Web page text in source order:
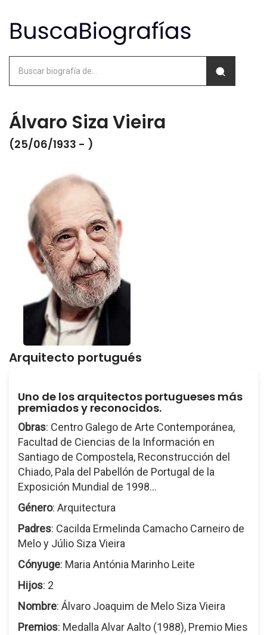
Álvaro Siza Vieira
(25/06/1933 - )
Arquitecto portugués
Uno de los arquitectos portugueses más
premiados y reconocidos.
Obras: Centro Galego de Arte Contemporánea,
Facultad de Ciencias de la Información en
Santiago de Compostela, Reconstrucción del
Chiado, Pala del Pabellón de Portugal de la
Exposición Mundial de 1998...
Género: Arquitectura
Padres: Cacilda Ermelinda Camacho Carneiro de
Melo y Júlio Siza Vieira
Cónyuge: Maria Antónia Marinho Leite
Hijos: 2
Nombre: Álvaro Joaquim de Melo Siza Vieira
Premios: Medalla Alvar Aalto (1988), Premio Mies